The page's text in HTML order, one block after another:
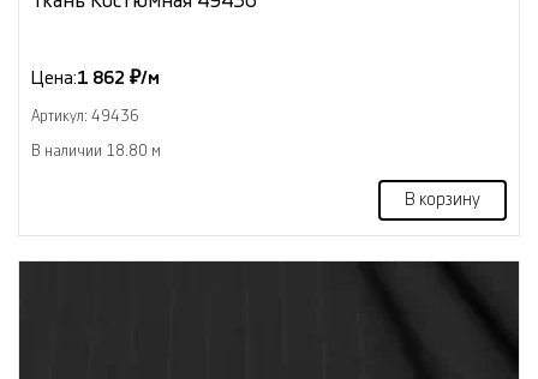
Цена:1 862 ₽/м
Артикул: 49436
В наличии 18.80 м
В корзину